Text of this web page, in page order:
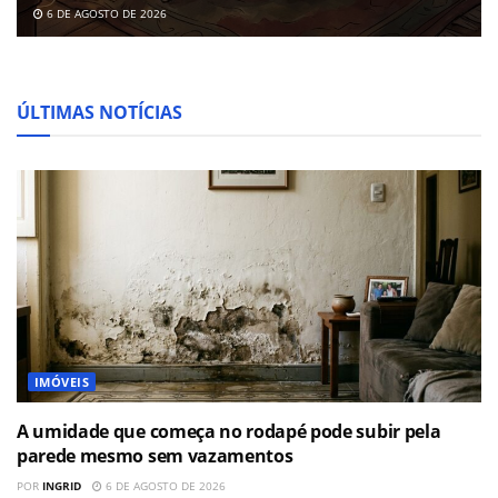
6 DE AGOSTO DE 2026
ÚLTIMAS NOTÍCIAS
IMÓVEIS
A umidade que começa no rodapé pode subir pela
parede mesmo sem vazamentos
POR INGRID 6 DE AGOSTO DE 2026